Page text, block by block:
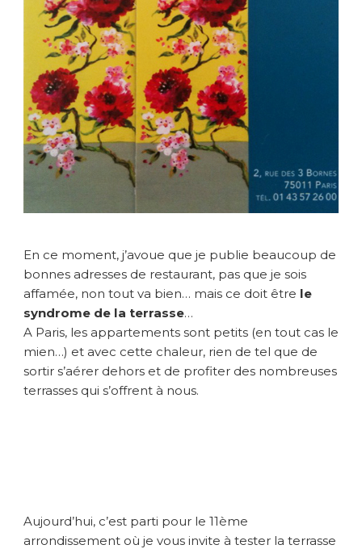
a
r
i
s
i
e
n
d
e
l
a
s
s
En ce moment, j’avoue que je publie beaucoup de
bonnes adresses de restaurant, pas que je sois
affamée, non tout va bien… mais ce doit être le
syndrome de la terrasse…
A Paris, les appartements sont petits (en tout cas le
mien…) et avec cette chaleur, rien de tel que de
sortir s’aérer dehors et de profiter des nombreuses
terrasses qui s’offrent à nous.
Aujourd’hui, c’est parti pour le 11ème
arrondissement où je vous invite à tester la terrasse